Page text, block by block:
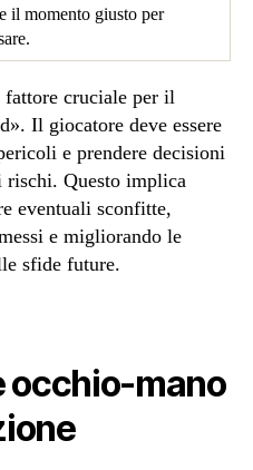
il momento giusto per
fattore cruciale per il
Il giocatore deve essere
e prendere decisioni
Questo implica
eventuali sconfitte,
e migliorando le
sfide future.
occhio-mano